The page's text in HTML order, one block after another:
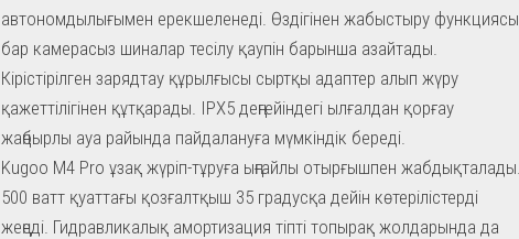
автономдылығымен ерекшеленеді. Өздігінен жабыстыру функциясы
бар камерасыз шиналар тесілу қаупін барынша азайтады.
Кірістірілген зарядтау құрылғысы сыртқы адаптер алып жүру
қажеттілігінен құтқарады. IPX5 деңгейіндегі ылғалдан қорғау
жаңбырлы ауа райында пайдалануға мүмкіндік береді.
Kugoo M4 Pro ұзақ жүріп-тұруға ыңғайлы отырғышпен жабдықталады.
500 ватт қуаттағы қозғалтқыш 35 градусқа дейін көтерілістерді
жеңеді. Гидравликалық амортизация тіпті топырақ жолдарында да